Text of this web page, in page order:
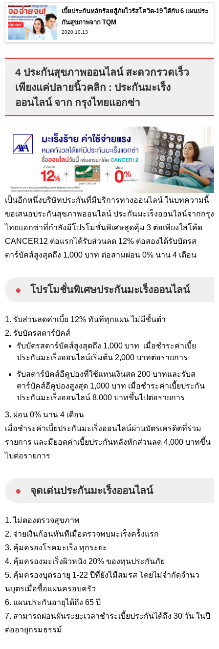
เบี้ยประกันหลักร้อยสู้ภัยไวรัสโควิด-19 ได้กับ 6 แผนประ
กันสุขภาพจาก TQM
2020.10.13
4 ประกันสุขภาพออนไลน์ สะดวกรวดเร็ว
เพียงแค่ปลายนิ้วคลิก : ประกันมะเร็ง
ออนไลน์ จาก กรุงไทยแอกซ่า
เป็นอีกหนึ่งบริษัทประกันที่มีบริการทางออนไลน์ ในบทความนี้
ขอเสนอประกันสุขภาพออนไลน์ ประกันมะเร็งออนไลน์จากกรุง
ไทยแอกซ่าที่กำลังมีโปรโมชั่นพิเศษสุดคุ้ม 3 ต่อเพียงใส่โค้ด
CANCER12 ต่อแรกได้รับส่วนลด 12% ต่อสองได้รับบัตรส
ตาร์บัคส์สูงสุดถึง 1,000 บาท ต่อสามผ่อน 0% นาน 4 เดือน
● โปรโมชั่นพิเศษประกันมะเร็งออนไลน์
1. รับส่วนลดค่าเบี้ย 12% ทันทีทุกแผน ไม่มีขั้นต่ำ
2. รับบัตรสตาร์บัคส์
รับบัตรสตาร์บัคส์สูงสุดถึง 1,000 บาท เมื่อชำระค่าเบี้ย
ประกันมะเร็งออนไลน์เริ่มต้น 2,000 บาทต่อรายการ
รับสตาร์บัคส์อีคูปองที่ใช้แทนเงินสด 200 บาทและรับส
ตาร์บัคส์อีคูปองสูงสุด 1,000 บาท เมื่อชำระค่าเบี้ยประกัน
ประกันมะเร็งออนไลน์ 8,000 บาทขึ้นไปต่อรายการ
3. ผ่อน 0% นาน 4 เดือน
เมื่อชำระค่าเบี้ยประกันมะเร็งออนไลน์ผ่านบัตรเครดิตที่ร่วม
รายการ และมียอดค่าเบี้ยประกันหลังหักส่วนลด 4,000 บาทขึ้น
ไปต่อรายการ
● จุดเด่นประกันมะเร็งออนไลน์
1. ไม่ตองตรวจสุขภาพ
2. จ่ายเงินก้อนทันทีเมื่อตรวจพบมะเร็งคร้ังแรก
3. คุ้มครองโรคมะเร็ง ทุกระยะ
4. คุ้มครองมะเร็งผิวหนัง 20% ของทุนประกันภัย
5. คุ้มครองบุตรอายุ 1-22 ปีที่ยังไมีสมรส โดยไม่จํากัดจํานว
นบุตรเมื่อซื้อแผนครอบครัว
6. แผนประกันอายุได้ถึง 65 ปี
7. สามารถผ่อนผันระยะเวลาชําระเบี้ยประกันได้ถึง 30 วัน ในปี
ต่ออายุกรมธรรม์